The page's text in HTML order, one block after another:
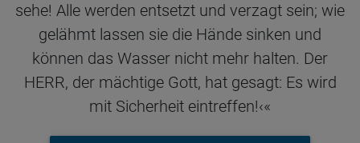
sehe! Alle werden entsetzt und verzagt sein; wie
gelähmt lassen sie die Hände sinken und
können das Wasser nicht mehr halten. Der
HERR, der mächtige Gott, hat gesagt: Es wird
mit Sicherheit eintreffen!‹«